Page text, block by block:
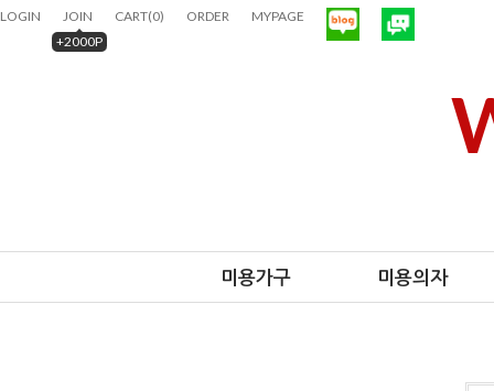
LOGIN
JOIN
+2000P
CART(0) ORDER MYPAGE
미용가구 미용의자